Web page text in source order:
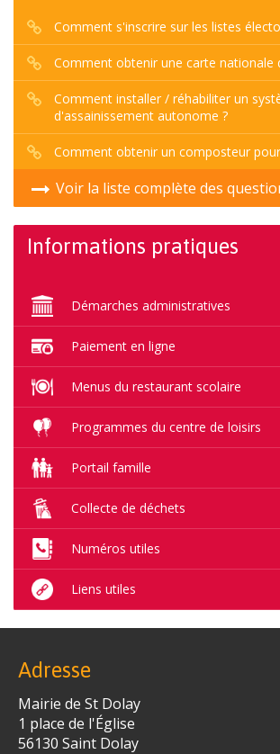
Comment s'inscrire sur les listes
Comment obtenir une carte nationale
Comment installer / réhabiliter un
d'assainissement autonome ?
Comment obtenir un composteur
Voir la liste complète des
Informations pratiques
Démarches administratives
Paiement en ligne
Menus du restaurant scolaire
Programmes du centre de loisirs
Portail famille
Collecte de déchets
Numéros utiles
Liens utiles
Adresse
Mairie de St Dolay
1 place de l'Église
56130 Saint­ Dolay